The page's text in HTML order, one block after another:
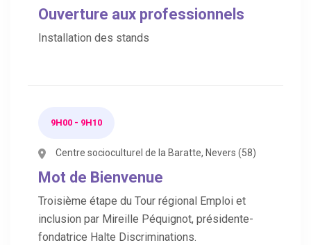
Ouverture aux professionnels
Installation des stands
9H00 - 9H10
Centre socioculturel de la Baratte, Nevers (58)
Mot de Bienvenue
Troisième étape du Tour régional Emploi et
inclusion par Mireille Péquignot, présidente-
fondatrice Halte Discriminations.